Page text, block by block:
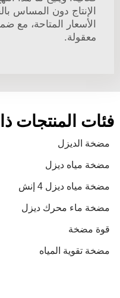
الإنتاج دون المساس
الأسعار المتاحة، مع
معقولة.
فئات المنتجات
مضخة الديزل
مضخة مياه ديزل
مضخة مياه ديزل 4 إنش
مضخة ماء محرك ديزل
قوة مضخة
مضخة تقوية المياه